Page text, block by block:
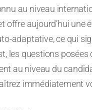
au niveau
offre aujourd’hui une
adaptative, ce qui
les questions posées
au niveau du
immédiatement